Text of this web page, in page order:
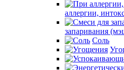
аллергии,
запаривания
Соль